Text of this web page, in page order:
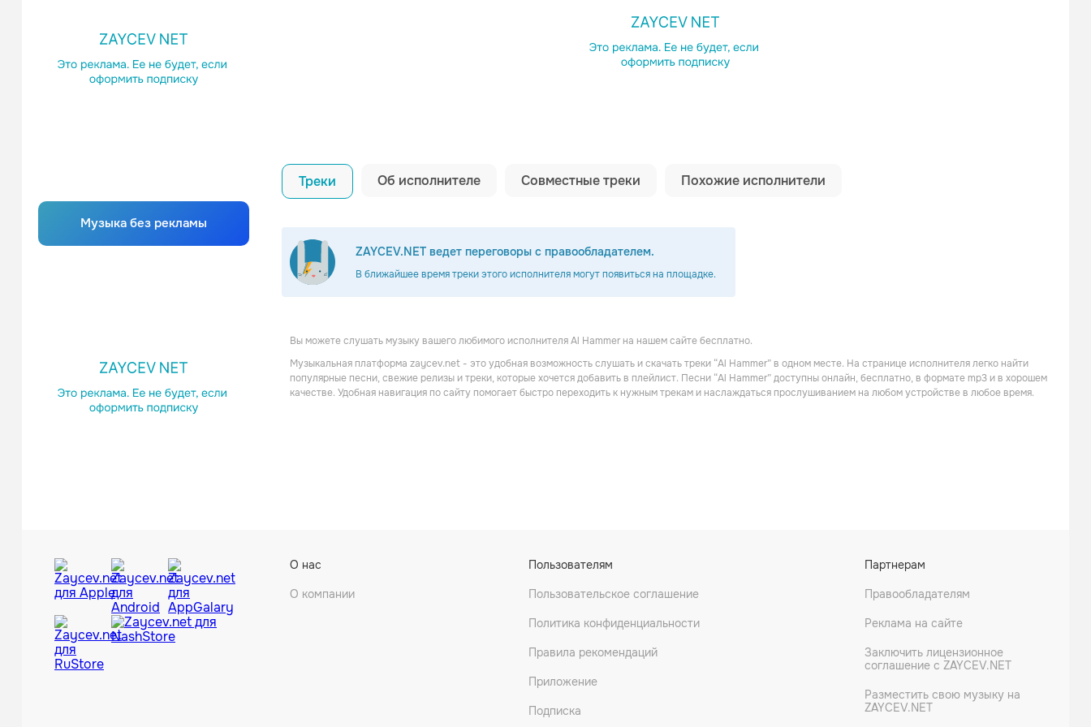
Музыка без рекламы
Копировать ссылку
Треки Об исполнителе Совместные треки Похожие исполнители
ZAYCEV.NET ведет переговоры с правообладателем.
В ближайшее время треки этого исполнителя могут появиться на площадке.
IOWA
Поп
MIA BOYKA
Русский рэп
Анна Немченко
Поп Поп Техно
Танцевальная
Вы можете слушать музыку вашего любимого исполнителя Al Hammer на нашем сайте бесплатно.
Музыкальная платформа zaycev.net - это удобная возможность слушать и скачать треки “Al Hammer” в одном месте. На странице исполнителя легко найти
популярные песни, свежие релизы и треки, которые хочется добавить в плейлист. Песни “Al Hammer” доступны онлайн, бесплатно, в формате mp3 и в хорошем
качестве. Удобная навигация по сайту помогает быстро переходить к нужным трекам и наслаждаться прослушиванием на любом устройстве в любое время.
О нас
О компании
Пользователям
Пользовательское соглашение
Политика конфиденциальности
Правила рекомендаций
Приложение
Подписка
Партнерам
Правообладателям
Реклама на сайте
Заключить лицензионное
соглашение с ZAYCEV.NET
Разместить свою музыку на
ZAYCEV.NET